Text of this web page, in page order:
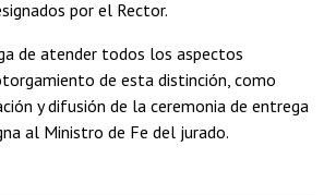
por el Rector.
de atender todos los aspectos
de esta distinción, como
y difusión de la ceremonia de entrega
al Ministro de Fe del jurado.